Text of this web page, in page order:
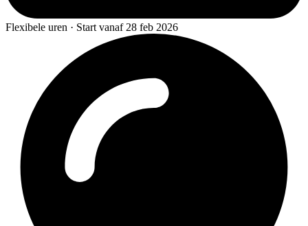
Flexibele uren · Start vanaf 28 feb 2026